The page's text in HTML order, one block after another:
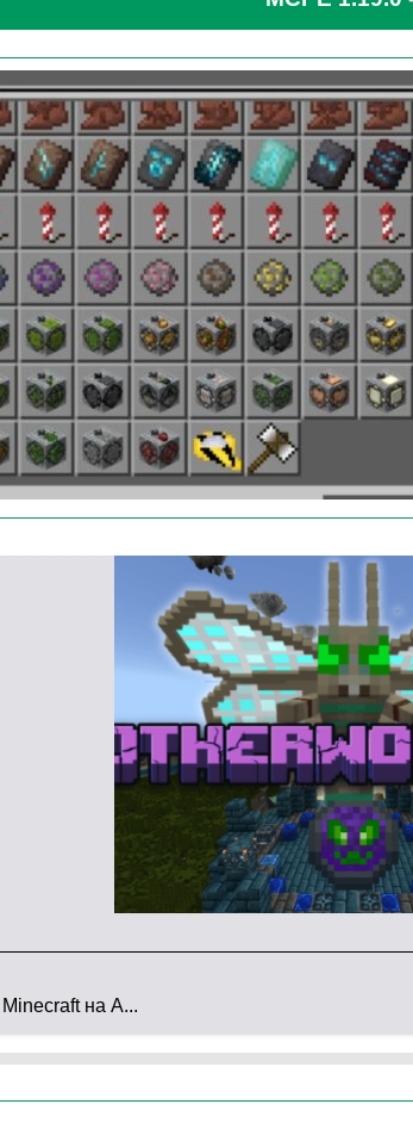
он может спать и жить в доме. Чтобы
дом.
MCPE очень привлекательное занятие,
С его помощью крафтеры смогут
командными блоками.
игрокам Майнкрафт ПЕ?
фермы в моде, игрокам Minecraft
на A...